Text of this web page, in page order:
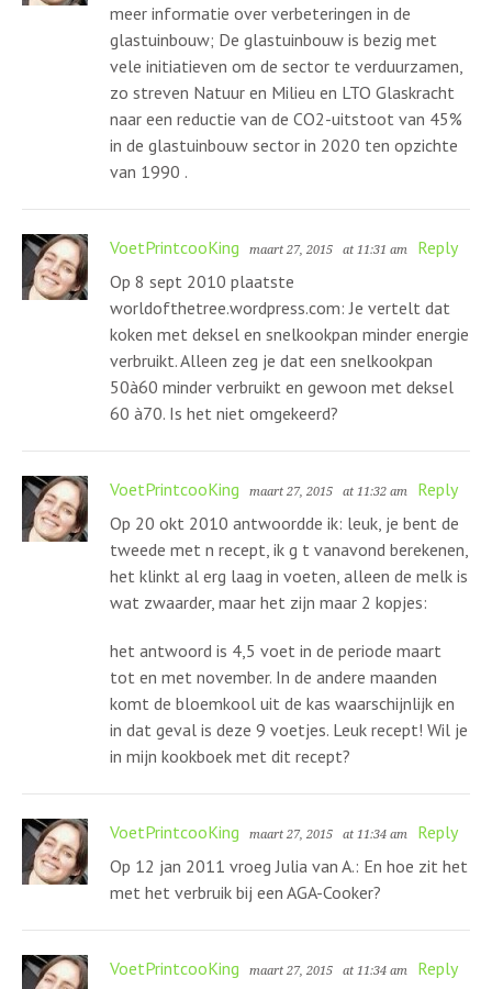
meer informatie over verbeteringen in de
glastuinbouw; De glastuinbouw is bezig met
vele initiatieven om de sector te verduurzamen,
zo streven Natuur en Milieu en LTO Glaskracht
naar een reductie van de CO2-uitstoot van 45%
in de glastuinbouw sector in 2020 ten opzichte
van 1990 .
VoetPrintcooKing maart 27, 2015 at 11:31 am
Reply
Op 8 sept 2010 plaatste
worldofthetree.wordpress.com: Je vertelt dat
koken met deksel en snelkookpan minder energie
verbruikt. Alleen zeg je dat een snelkookpan
50à60 minder verbruikt en gewoon met deksel
60 à70. Is het niet omgekeerd?
VoetPrintcooKing maart 27, 2015 at 11:32 am
Reply
Op 20 okt 2010 antwoordde ik: leuk, je bent de
tweede met n recept, ik g t vanavond berekenen,
het klinkt al erg laag in voeten, alleen de melk is
wat zwaarder, maar het zijn maar 2 kopjes:
het antwoord is 4,5 voet in de periode maart
tot en met november. In de andere maanden
komt de bloemkool uit de kas waarschijnlijk en
in dat geval is deze 9 voetjes. Leuk recept! Wil je
in mijn kookboek met dit recept?
VoetPrintcooKing maart 27, 2015 at 11:34 am
Reply
Op 12 jan 2011 vroeg Julia van A.: En hoe zit het
met het verbruik bij een AGA-Cooker?
VoetPrintcooKing maart 27, 2015 at 11:34 am Reply